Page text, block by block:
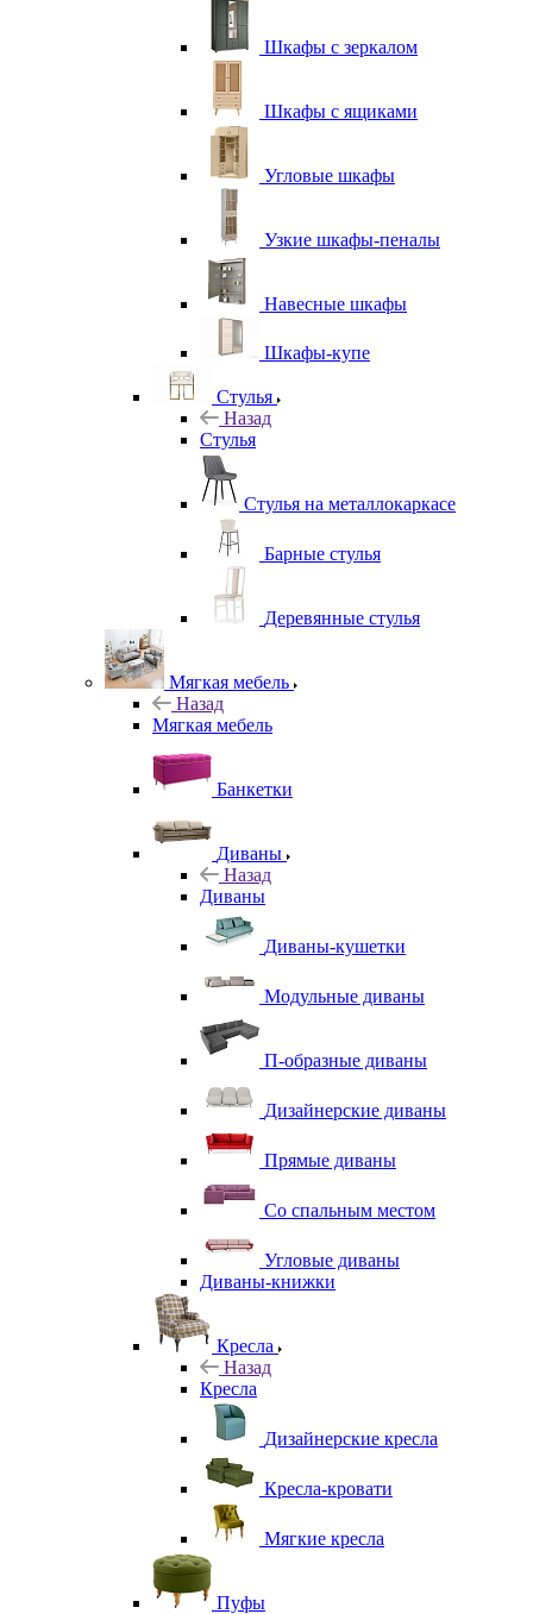
Шкафы с зеркалом
Шкафы с ящиками
Угловые шкафы
Узкие шкафы-пеналы
Навесные шкафы
Шкафы-купе
Стулья
Назад
Стулья
Стулья на металлокаркасе
Барные стулья
Деревянные стулья
Мягкая мебель
Назад
Мягкая мебель
Банкетки
Диваны
Назад
Диваны
Диваны-кушетки
Модульные диваны
П-образные диваны
Дизайнерские диваны
Прямые диваны
Со спальным местом
Угловые диваны
Диваны-книжки
Кресла
Назад
Кресла
Дизайнерские кресла
Кресла-кровати
Мягкие кресла
Пуфы